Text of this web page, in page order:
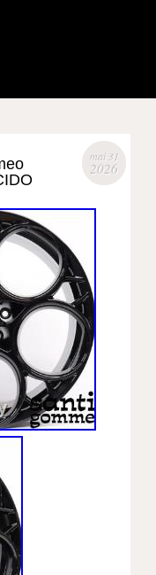
mai 31
2026